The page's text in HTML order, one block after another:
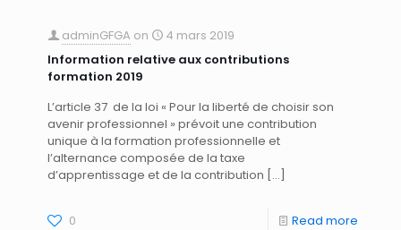
adminGFGA on
4 mars 2019
Information relative aux contributions
formation 2019
L’article 37 de la loi « Pour la liberté de choisir son
avenir professionnel » prévoit une contribution
unique à la formation professionnelle et
l’alternance composée de la taxe
d’apprentissage et de la contribution […]
0 Read more